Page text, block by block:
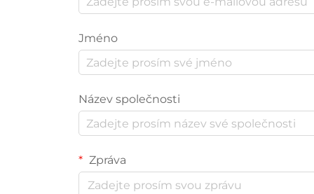
Jméno
Název společnosti
Zpráva